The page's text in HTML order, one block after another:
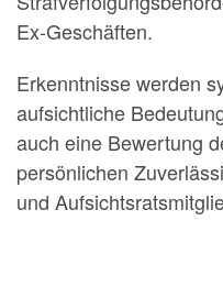
Ex-Geschäften.
Erkennt­nisse wer­den
aufsichtliche
auch eine Bewertung
persönlichen
und